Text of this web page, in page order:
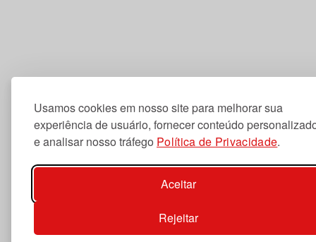
Usamos cookies em nosso site para melhorar sua
experiência de usuário, fornecer conteúdo
e analisar nosso tráfego Política de Privacidade.
Aceitar
Rejeitar